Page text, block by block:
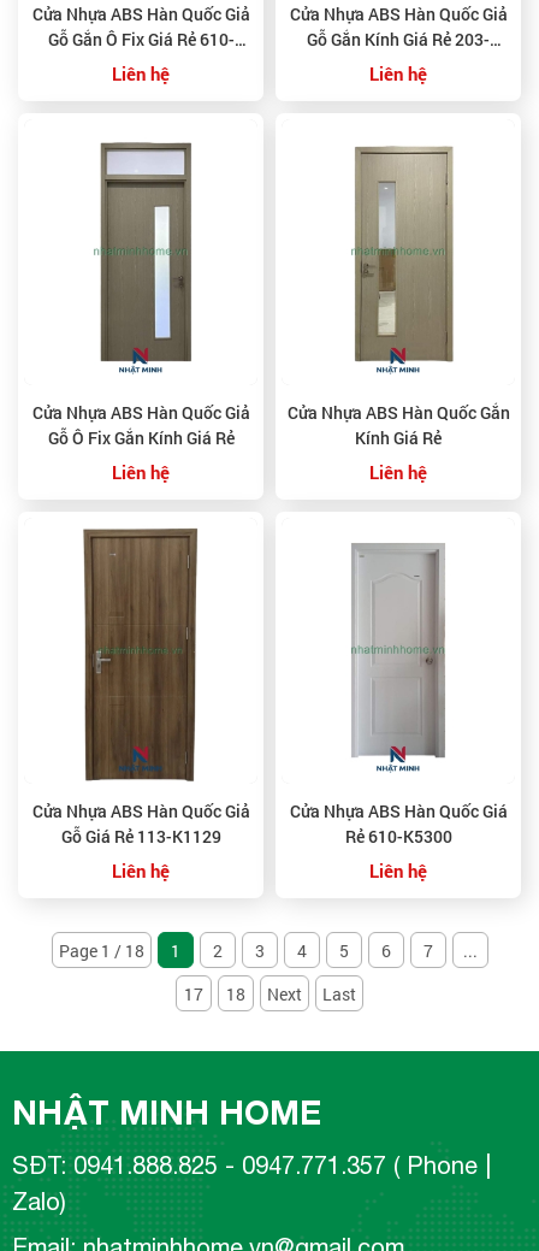
Cửa Nhựa ABS Hàn Quốc Giả
Gỗ Gắn Ô Fix Giá Rẻ 610-
W0901
Liên hệ
Cửa Nhựa ABS Hàn Quốc Giả
Gỗ Gắn Kính Giá Rẻ 203-
W0901
Liên hệ
Cửa Nhựa ABS Hàn Quốc Giả
Gỗ Ô Fix Gắn Kính Giá Rẻ
Liên hệ
Cửa Nhựa ABS Hàn Quốc Gắn
Kính Giá Rẻ
Liên hệ
Cửa Nhựa ABS Hàn Quốc Giả
Gỗ Giá Rẻ 113-K1129
Liên hệ
Cửa Nhựa ABS Hàn Quốc Giá
Rẻ 610-K5300
Liên hệ
Page 1 / 18 1 2 3 4 5 6 7
...
17
18 Next Last
NHẬT MINH HOME
SĐT: 0941.888.825 - 0947.771.357 ( Phone |
Zalo)